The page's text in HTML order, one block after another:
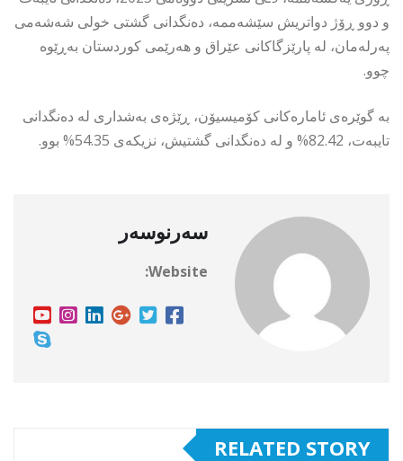
و دوو ڕۆژ دواتریش سێشەممە، دەنگدانی گشتی خولی شەشەمی
پەرلەمان، لە پارێزگاکانی عێراق و هەرێمی کوردستان بەڕێوە
چوو.
بە گوێرەی ئامارەکانی کۆمیسیۆن، ڕێژەی بەشداری لە دەنگدانی
تایبەت، 82.42% و لە دەنگدانی گشتیش، نزیکەی 54.35% بوو.
سەرنوسەر
Website:
RELATED STORY